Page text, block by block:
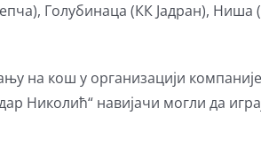
Голубинаца (КК Јадран),
на кош у организацији
Николић“ навијачи могли да